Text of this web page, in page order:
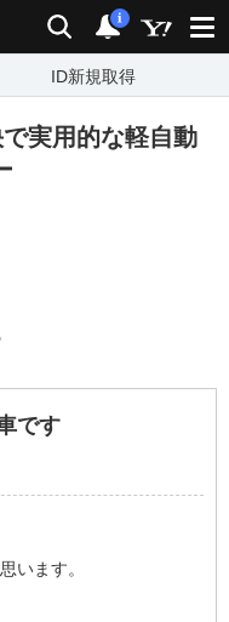
検索 通知
i
ID新規取得
実用的な軽自動
です
います。